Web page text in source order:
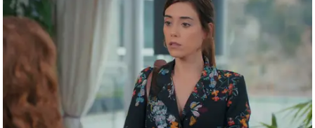
Nova
Madrid
Publicado:19 de agosto de 2019, 00:02